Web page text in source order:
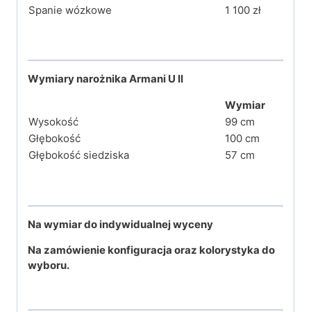
Spanie wózkowe
1 100 zł
Wymiary narożnika Armani U II
Wymiar
Wysokość
99 cm
Głębokość
100 cm
Głębokość siedziska
57 cm
Na wymiar do indywidualnej wyceny
Na zamówienie konfiguracja oraz kolorystyka do
wyboru.